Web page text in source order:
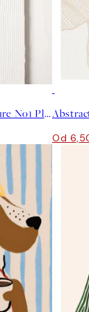
Graphic Shapes Texture No1 Plagát
Od